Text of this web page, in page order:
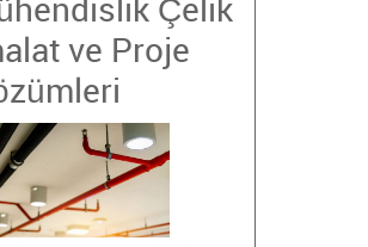
Çelik
ve Proje